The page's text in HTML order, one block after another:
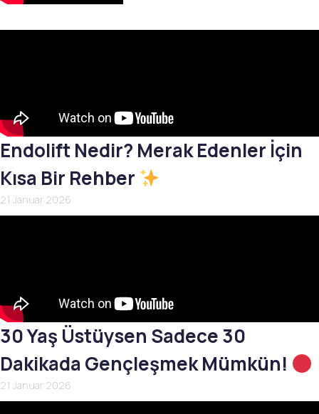
Endolift Nedir? Merak Edenler İçin
Kısa Bir Rehber
21 Januar 2026
30 Yaş Üstüysen Sadece 30
Dakikada Gençleşmek Mümkün!
21 Januar 2026